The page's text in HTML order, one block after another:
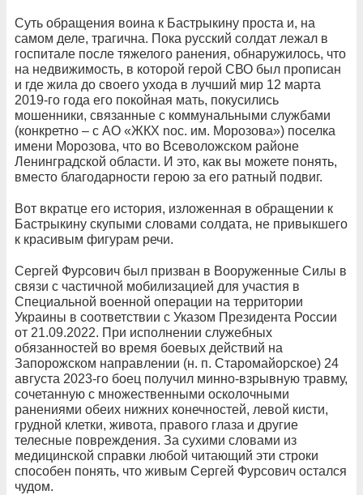
Суть обращения воина к Бастрыкину проста и, на
самом деле, трагична. Пока русский солдат лежал в
госпитале после тяжелого ранения, обнаружилось, что
на недвижимость, в которой герой СВО был прописан
и где жила до своего ухода в лучший мир 12 марта
2019-го года его покойная мать, покусились
мошенники, связанные с коммунальными службами
(конкретно – с AO «ЖКХ noc. им. Морозова») поселка
имени Морозова, что во Всеволожском районе
Ленинградской области. И это, как вы можете понять,
вместо благодарности герою за его ратный подвиг.
Вот вкратце его история, изложенная в обращении к
Бастрыкину скупыми словами солдата, не привыкшего
к красивым фигурам речи.
Сергей Фурсович был призван в Вооруженные Силы в
связи с частичной мобилизацией для участия в
Специальной военной операции на территории
Украины в соответствии с Указом Президента России
от 21.09.2022. При исполнении служебных
обязанностей во время боевых действий на
Запорожском направлении (н. п. Старомайорское) 24
августа 2023-го боец получил минно-взрывную травму,
сочетанную с множественными осколочными
ранениями обеих нижних конечностей, левой кисти,
грудной клетки, живота, правого глаза и другие
телесные повреждения. За сухими словами из
медицинской справки любой читающий эти строки
способен понять, что живым Сергей Фурсович остался
чудом.